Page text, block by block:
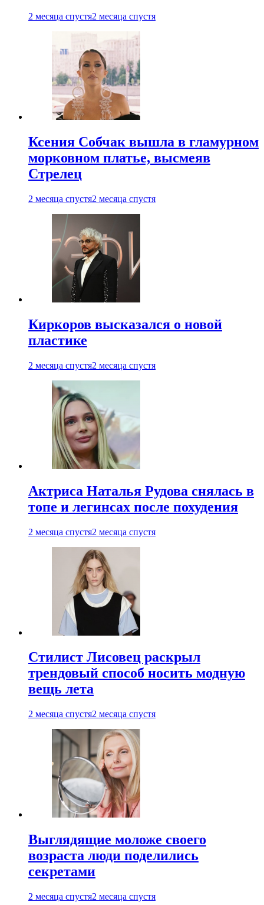
2 месяца спустя2 месяца спустя
Ксения Собчак вышла в гламурном
морковном платье, высмеяв
Стрелец
2 месяца спустя2 месяца спустя
Киркоров высказался о новой
пластике
2 месяца спустя2 месяца спустя
Актриса Наталья Рудова снялась в
топе и легинсах после похудения
2 месяца спустя2 месяца спустя
Стилист Лисовец раскрыл
трендовый способ носить модную
вещь лета
2 месяца спустя2 месяца спустя
Выглядящие моложе своего
возраста люди поделились
секретами
2 месяца спустя2 месяца спустя